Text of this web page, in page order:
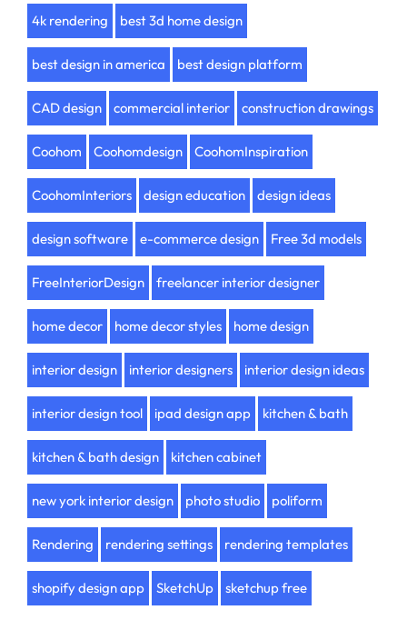
4k rendering best 3d home design
best design in america best design platform
CAD design commercial interior construction drawings
Coohom Coohomdesign CoohomInspiration
CoohomInteriors design education design ideas
design software e-commerce design Free 3d models
FreeInteriorDesign freelancer interior designer
home decor home decor styles home design
interior design interior designers interior design ideas
interior design tool ipad design app kitchen & bath
kitchen & bath design kitchen cabinet
new york interior design photo studio poliform
Rendering rendering settings rendering templates
shopify design app SketchUp sketchup free